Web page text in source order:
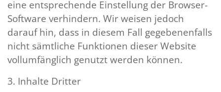
eine entsprechende Einstellung der Browser-
Software verhindern. Wir weisen jedoch
darauf hin, dass in diesem Fall gegebenenfalls
nicht sämtliche Funktionen dieser Website
vollumfänglich genutzt werden können.
3. Inhalte Dritter